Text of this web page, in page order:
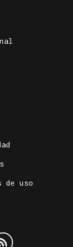
de uso